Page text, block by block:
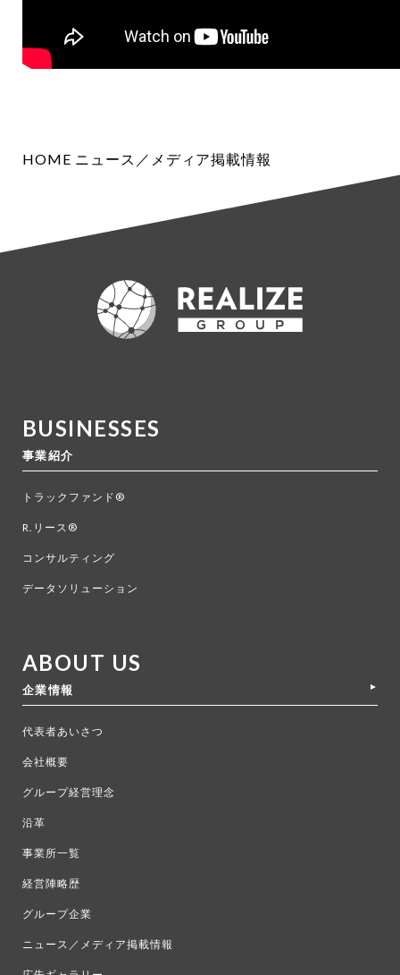
HOME ニュース／メディア掲載情報
BUSINESSES
事業紹介
トラックファンド®
R.リース®
コンサルティング
データソリューション
ABOUT US
企業情報
代表者あいさつ
会社概要
グループ経営理念
沿革
事業所一覧
経営陣略歴
グループ企業
ニュース／メディア掲載情報